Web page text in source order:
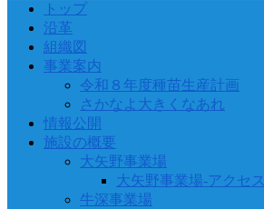
トップ
沿革
組織図
事業案内
令和８年度種苗生産計画
さかなよ大きくなあれ
情報公開
施設の概要
大矢野事業場
大矢野事業場-アクセス
牛深事業場